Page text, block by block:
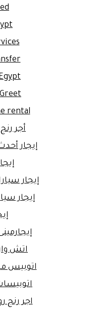
rental
أجر
إيجار
إيجار
إيجار
اتش وان 7 راكب
اتوبيس
اجر رنج